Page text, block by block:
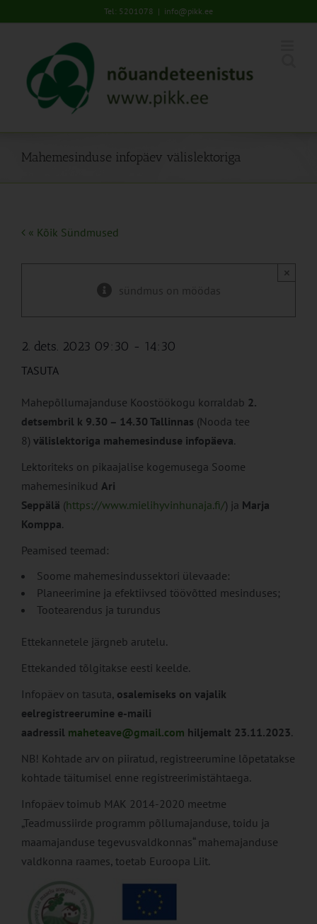
to
Tel: 5201078 | info@pikk.ee
Mahemesinduse infopäev välislektoriga
« Kõik Sündmused
sündmus on möödas
×
2. dets. 2023 09:30 - 14:30
TASUTA
Mahepõllumajanduse Koostöökogu korraldab 2.
detsembril k 9.30 – 14.30 Tallinnas (Nooda tee
8) välislektoriga mahemesinduse infopäeva.
Lektoriteks on pikaajalise kogemusega Soome
mahemesinikud Ari
Seppälä (https://www.mielihyvinhunaja.fi/) ja Marja
Komppa.
Peamised teemad:
Soome mahemesindussektori ülevaade:
Planeerimine ja efektiivsed töövõtted mesinduses;
Tootearendus ja turundus
Ettekannetele järgneb arutelu.
Ettekanded tõlgitakse eesti keelde.
Infopäev on tasuta, osalemiseks on vajalik
eelregistreerumine e-maili
aadressil maheteave@gmail.com hiljemalt 23.11.2023.
NB! Kohtade arv on piiratud, registreerumine lõpetatakse
kohtade täitumisel enne registreerimistähtaega.
Infopäev toimub MAK 2014-2020 meetme
„Teadmussiirde programm põllumajanduse, toidu ja
maamajanduse tegevusvaldkonnas“ mahemajanduse
valdkonna raames, toetab Euroopa Liit.